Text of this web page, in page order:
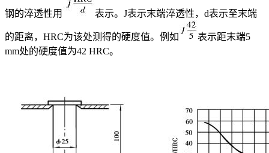
钢的淬透性用 表示。J表示末端淬透性，d表示至末端
的距离，HRC为该处测得的硬度值。例如
表示距末端5
mm处的硬度值为42 HRC。